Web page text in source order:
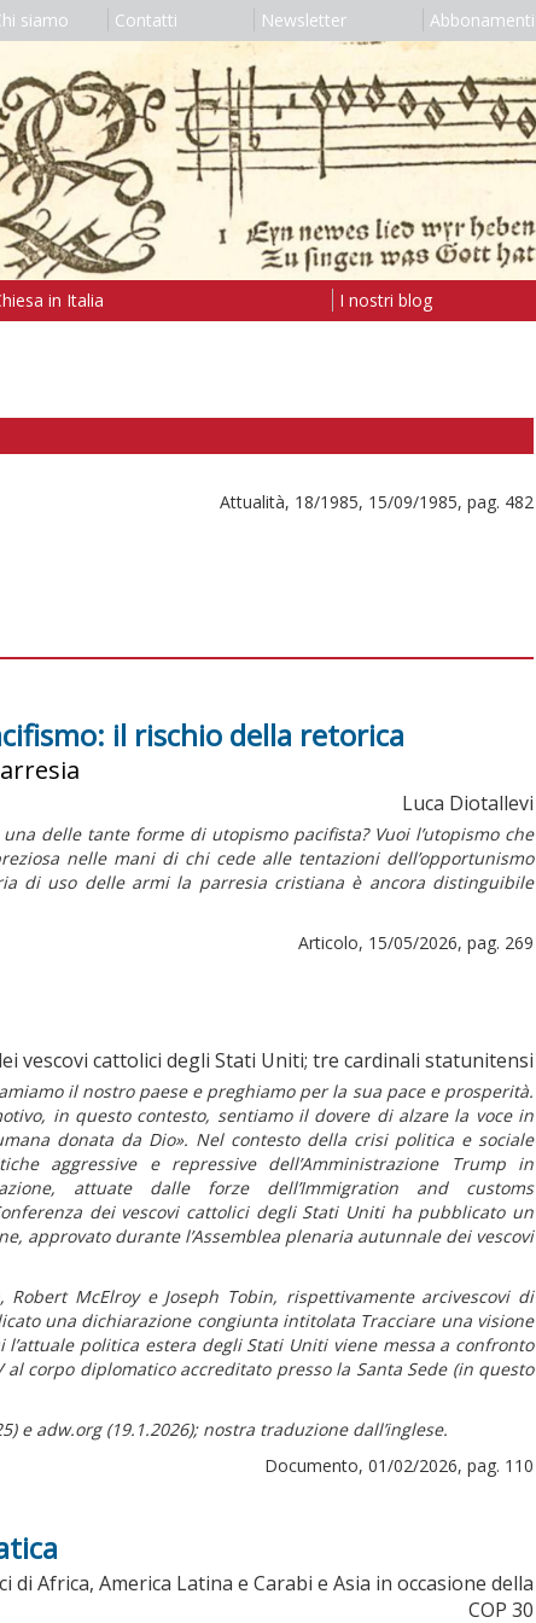
siamo Contatti Newsletter Abbonamenti
in Italia I nostri blog
Attualità, 18/1985, 15/09/1985, pag. 482
il rischio della retorica
Luca Diotallevi
delle tante forme di utopismo pacifista? Vuoi l’utopismo che
nelle mani di chi cede alle tentazioni dell’opportunismo
di uso delle armi la parresia cristiana è ancora distinguibile
Articolo, 15/05/2026, pag. 269
vescovi cattolici degli Stati Uniti; tre cardinali statunitensi
il nostro paese e preghiamo per la sua pace e prosperità.
in questo contesto, sentiamo il dovere di alzare la voce in
donata da Dio». Nel contesto della crisi politica e sociale
aggressive e repressive dell’Amministrazione Trump in
attuate dalle forze dell’Immigration and customs
dei vescovi cattolici degli Stati Uniti ha pubblicato un
approvato durante l’Assemblea plenaria autunnale dei vescovi
McElroy e Joseph Tobin, rispettivamente arcivescovi di
una dichiarazione congiunta intitolata Tracciare una visione
l’attuale politica estera degli Stati Uniti viene messa a confronto
corpo diplomatico accreditato presso la Santa Sede (in questo
e adw.org (19.1.2026); nostra traduzione dall’inglese.
Documento, 01/02/2026, pag. 110
Africa, America Latina e Carabi e Asia in occasione della
COP 30